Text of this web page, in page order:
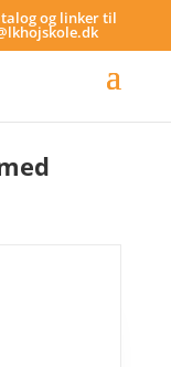
og linker til